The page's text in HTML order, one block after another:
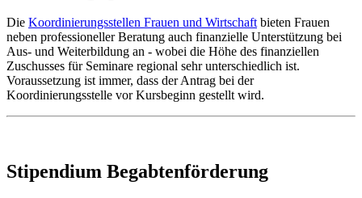
Die Koordinierungsstellen Frauen und Wirtschaft bieten Frauen
neben professioneller Beratung auch finanzielle Unterstützung bei
Aus- und Weiterbildung an - wobei die Höhe des finanziellen
Zuschusses für Seminare regional sehr unterschiedlich ist.
Voraussetzung ist immer, dass der Antrag bei der
Koordinierungsstelle vor Kursbeginn gestellt wird.
Stipendium Begabtenförderung